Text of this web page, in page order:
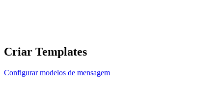
Criar Templates
Configurar modelos de mensagem